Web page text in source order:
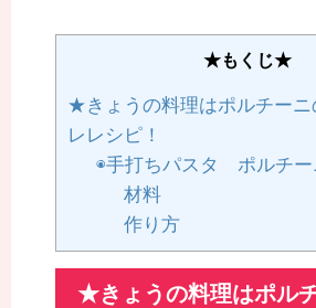
★もくじ★
★きょうの料理はポルチーニ
レレシピ！
◉手打ちパスタ ポルチ
材料
作り方
★きょうの料理はポル